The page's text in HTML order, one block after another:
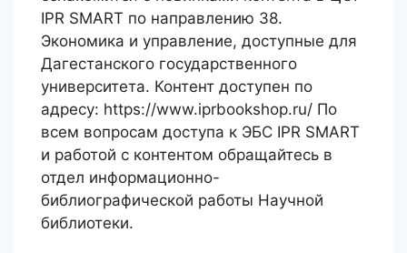
IPR SMART по направлению 38.
Экономика и управление, доступные для
Дагестанского государственного
университета. Контент доступен по
адресу: https://www.iprbookshop.ru/ По
всем вопросам доступа к ЭБС IPR SMART
и работой с контентом обращайтесь в
отдел информационно-
библиографической работы Научной
библиотеки.